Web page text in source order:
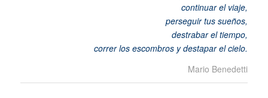
continuar el viaje,
perseguir tus sueños,
destrabar el tiempo,
correr los escombros y destapar el cielo.
Mario Benedetti